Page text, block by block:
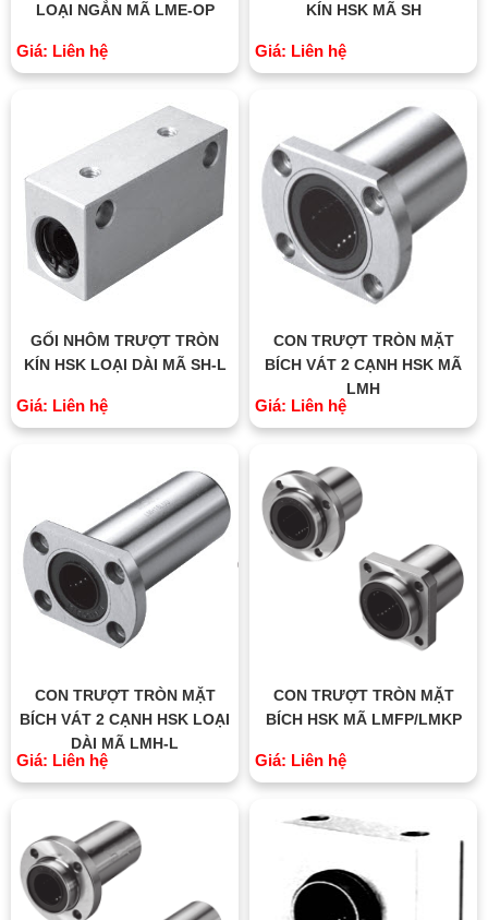
LOẠI NGẮN MÃ LME-OP
Giá: Liên hệ
KÍN HSK MÃ SH
Giá: Liên hệ
GỐI NHÔM TRƯỢT TRÒN
KÍN HSK LOẠI DÀI MÃ SH-L
Giá: Liên hệ
CON TRƯỢT TRÒN MẶT
BÍCH VÁT 2 CẠNH HSK MÃ
LMH
Giá: Liên hệ
CON TRƯỢT TRÒN MẶT
BÍCH VÁT 2 CẠNH HSK LOẠI
DÀI MÃ LMH-L
Giá: Liên hệ
CON TRƯỢT TRÒN MẶT
BÍCH HSK MÃ LMFP/LMKP
Giá: Liên hệ